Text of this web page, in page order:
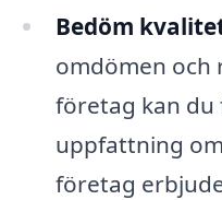
Bedöm
omdömen och
företag kan du
uppfattning
företag